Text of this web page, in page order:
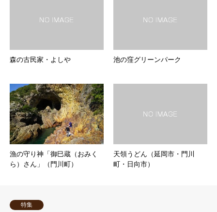
森の古民家・よしや 池の窪グリーンパーク
漁の守り神「御巳蔵（おみく
ら）さん」（門川町）
天領うどん（延岡市・門川
町・日向市）
特集